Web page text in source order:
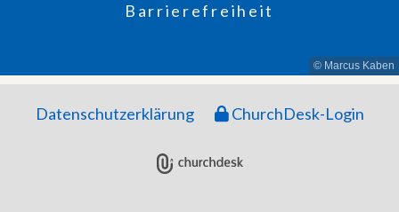
Barrierefreiheit
© Marcus Kaben
Datenschutzerklärung ChurchDesk-Login